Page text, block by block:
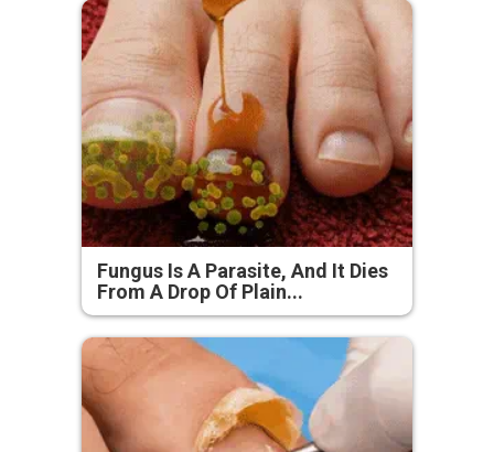
Fungus Is A Parasite, And It Dies
From A Drop Of Plain...